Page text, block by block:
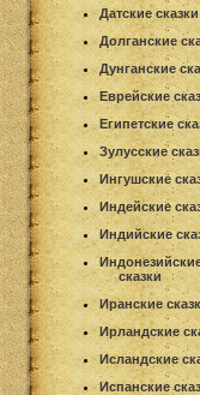
Датские сказки
Долганские
Дунганские
Еврейские
Египетские
Зулусские
Ингушские
Индейские
Индийские
сказки
Иранские
Ирландские
Исландские
Испанские